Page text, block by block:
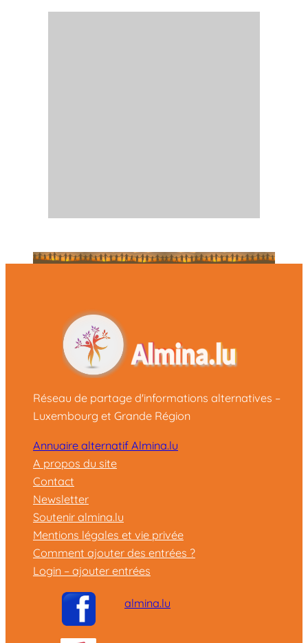
Réseau de partage d'informations alternatives –
Luxembourg et Grande Région
Annuaire alternatif Almina.lu
A propos du site
Contact
Newsletter
Soutenir almina.lu
Mentions légales et vie privée
Comment ajouter des entrées ?
Login – ajouter entrées
almina.lu